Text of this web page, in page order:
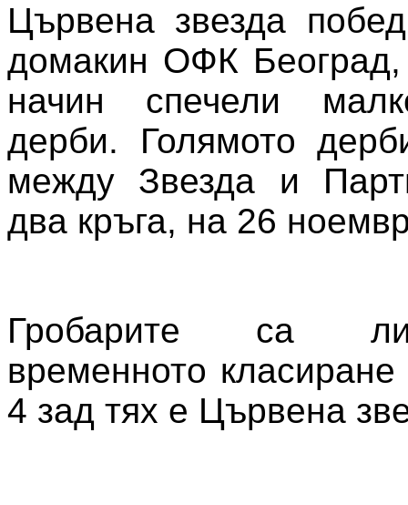
Цървена звезда
домакин ОФК Београд,
начин спечели
дерби. Голямото
между Звезда и
два кръга, на 26
Гробарите са
временното
4 зад тях е Цървена